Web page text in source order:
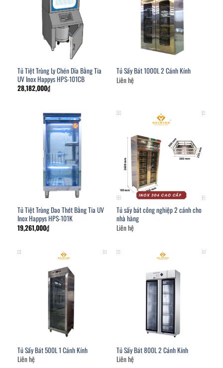
Tủ Tiệt Trùng Ly Chén Dĩa Bằng Tia
UV Inox Happys HPS-101CB
28,182,000₫
Tủ Sấy Bát 1000L 2 Cánh Kính
Liên hệ
Tủ Tiệt Trùng Dao Thớt Bằng Tia UV
Inox Happys HPS-101K
19,261,000₫
Tủ sấy bát công nghiệp 2 cánh cho
nhà hàng
Liên hệ
Tủ Sấy Bát 500L 1 Cánh Kính
Liên hệ
Tủ Sấy Bát 800L 2 Cánh Kính
Liên hệ